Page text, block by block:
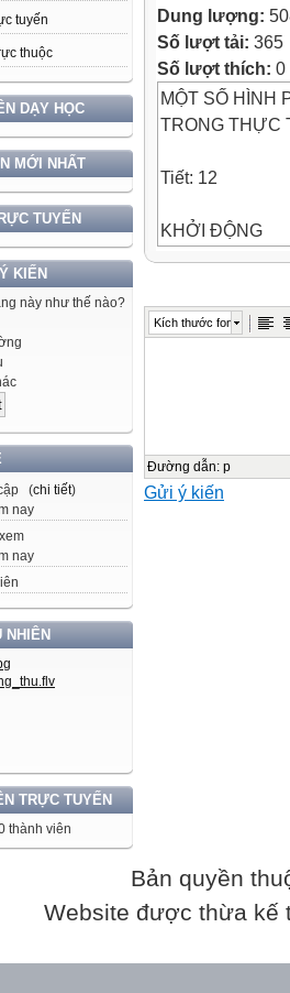
tuyến
thuộc
DẠY HỌC
MỚI NHẤT
TUYẾN
KIẾN
này như thế nào?
(chi tiết)
nay
nay
NHIÊN
TRỰC TUYẾN
thành viên
Dung lượng:
Số lượt tải: 365
Số lượt thích: 0
MỘT SỐ HÌNH
TRONG THỰC
Tiết: 12
KHỞI ĐỘNG
KHỞI ĐỘNG
Trò chơi: Tôi là
Tôi là hình có
cặp cạnh đối
KHỞI ĐỘNG
Trò chơi: Tôi là
Tôi là hình có
Kích thước font
Đường dẫn: p
Gửi ý kiến
Bản quyền
Website được thừa